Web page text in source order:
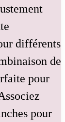
différents
de
pour
pour